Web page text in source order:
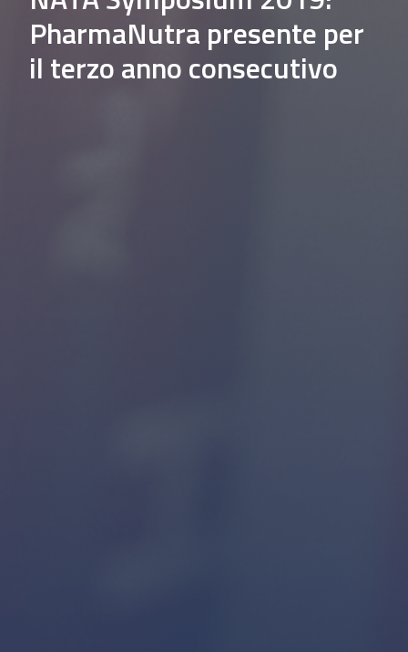
PharmaNutra presente per
il terzo anno consecutivo